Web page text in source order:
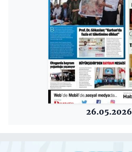
26.05.2026